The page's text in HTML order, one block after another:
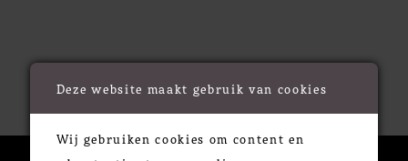
Deze website maakt gebruik van cookies
Wij gebruiken cookies om content en